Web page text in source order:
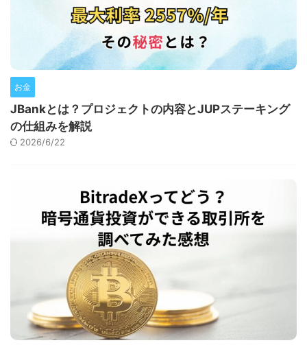
お金
JBankとは？プロジェクトの内容とJUPステーキング
の仕組みを解説
2026/6/22